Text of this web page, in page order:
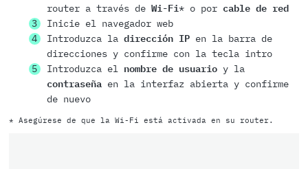
router a través de Wi-Fi* o por cable de red
Inicie el navegador web
Introduzca la dirección IPen la barra de
direcciones y confirme con la tecla intro
Introduzca el nombre de usuarioy la
contraseña en la interfaz abierta y confirme
de nuevo
* Asegúrese de que la Wi-Fi está activada en su router.